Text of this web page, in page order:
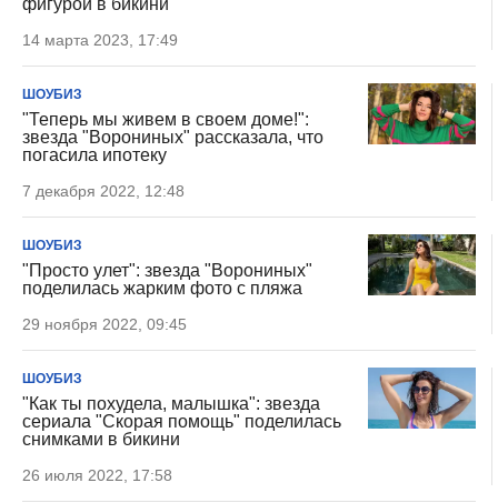
фигурой в бикини
14 марта 2023, 17:49
ШОУБИЗ
"Теперь мы живем в своем доме!":
звезда "Ворониных" рассказала, что
погасила ипотеку
7 декабря 2022, 12:48
ШОУБИЗ
"Просто улет": звезда "Ворониных"
поделилась жарким фото с пляжа
29 ноября 2022, 09:45
ШОУБИЗ
"Как ты похудела, малышка": звезда
сериала "Скорая помощь" поделилась
снимками в бикини
26 июля 2022, 17:58